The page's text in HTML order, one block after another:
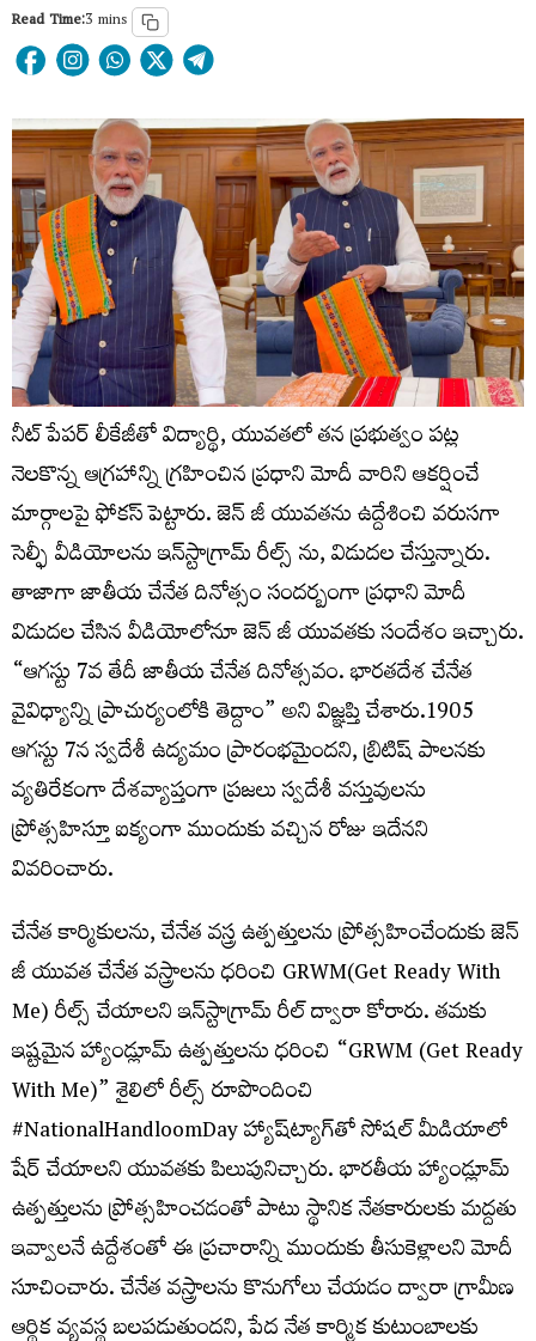
Read Time:3 mins
నీట్ పేపర్ లీకేజీతో విద్యార్థి, యువతలో తన ప్రభుత్వం పట్ల
నెలకొన్న ఆగ్రహాన్ని గ్రహించిన ప్రధాని మోదీ వారిని ఆకర్షించే
మార్గాలపై ఫోకస్ పెట్టారు. జెన్ జీ యువతను ఉద్దేశించి వరుసగా
సెల్ఫీ వీడియోలను ఇన్‌స్టాగ్రామ్ రీల్స్ ను, విడుదల చేస్తున్నారు.
తాజాగా జాతీయ చేనేత దినోత్సం సందర్బంగా ప్రధాని మోదీ
విడుదల చేసిన వీడియోలోనూ జెన్ జీ యువతకు సందేశం ఇచ్చారు.
“ఆగస్టు 7వ తేదీ జాతీయ చేనేత దినోత్సవం. భారతదేశ చేనేత
వైవిధ్యాన్ని ప్రాచుర్యంలోకి తెద్దాం” అని విజ్ఞప్తి చేశారు.1905
ఆగస్టు 7న స్వదేశీ ఉద్యమం ప్రారంభమైందని, బ్రిటిష్ పాలనకు
వ్యతిరేకంగా దేశవ్యాప్తంగా ప్రజలు స్వదేశీ వస్తువులను
ప్రోత్సహిస్తూ ఐక్యంగా ముందుకు వచ్చిన రోజు ఇదేనని
వివరించారు.
చేనేత కార్మికులను, చేనేత వస్త్ర ఉత్పత్తులను ప్రోత్సహించేందుకు జెన్
జీ యువత చేనేత వస్త్రాలను ధరించి GRWM(Get Ready With
Me) రీల్స్ చేయాలని ఇన్‌స్టాగ్రామ్ రీల్‌ ద్వారా కోరారు. తమకు
ఇష్టమైన హ్యాండ్లూమ్ ఉత్పత్తులను ధరించి “GRWM (Get Ready
With Me)” శైలిలో రీల్స్ రూపొందించి
#NationalHandloomDay హ్యాష్‌ట్యాగ్‌తో సోషల్ మీడియాలో
షేర్ చేయాలని యువతకు పిలుపునిచ్చారు. భారతీయ హ్యాండ్లూమ్
ఉత్పత్తులను ప్రోత్సహించడంతో పాటు స్థానిక నేతకారులకు మద్దతు
ఇవ్వాలనే ఉద్దేశంతో ఈ ప్రచారాన్ని ముందుకు తీసుకెళ్లాలని మోదీ
సూచించారు. చేనేత వస్త్రాలను కొనుగోలు చేయడం ద్వారా గ్రామీణ
ఆర్థిక వ్యవస్థ బలపడుతుందని, పేద నేత కార్మిక కుటుంబాలకు